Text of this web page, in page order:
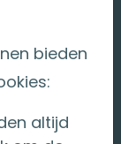
via een
Het
bieden
altijd